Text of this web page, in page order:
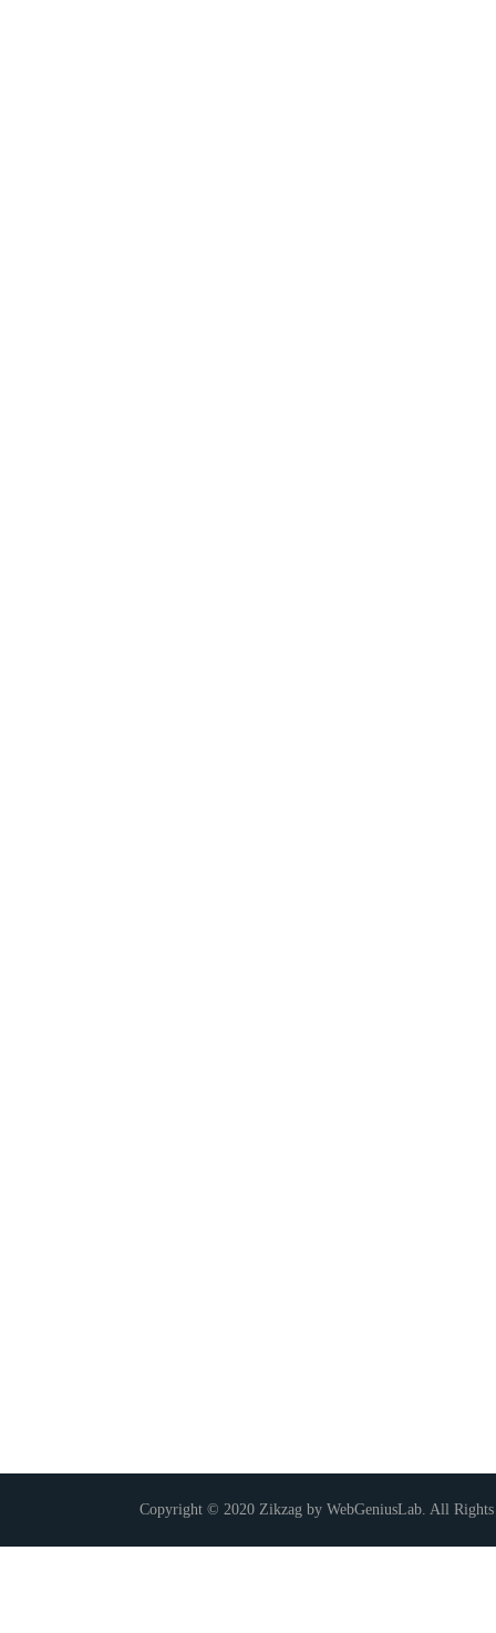
Copyright © 2020 Zikzag by WebGeniusLab. All Rights